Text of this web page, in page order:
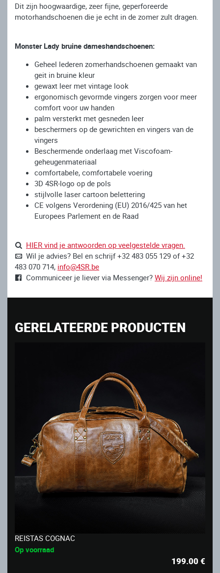
Dit zijn hoogwaardige, zeer fijne, geperforeerde
motorhandschoenen die je echt in de zomer zult dragen.
Monster Lady bruine dameshandschoenen:
Geheel lederen zomerhandschoenen gemaakt van
geit in bruine kleur
gewaxt leer met vintage look
ergonomisch gevormde vingers zorgen voor meer
comfort voor uw handen
palm versterkt met gesneden leer
beschermers op de gewrichten en vingers van de
vingers
Beschermende onderlaag met Viscofoam-
geheugenmateriaal
comfortabele, comfortabele voering
3D 4SR-logo op de pols
stijlvolle laser cartoon belettering
CE volgens Verordening (EU) 2016/425 van het
Europees Parlement en de Raad
HIER vind je antwoorden op veelgestelde vragen.
Wil je advies? Bel en schrijf +32 483 055 129 of +32
483 070 714, info@4SR.be
Communiceer je liever via Messenger? Wij zijn online!
GERELATEERDE PRODUCTEN
REISTAS COGNAC
Op voorraad
199.00€